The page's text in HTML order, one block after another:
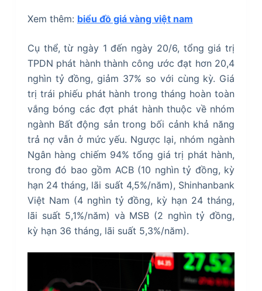
Xem thêm: biểu đồ giá vàng việt nam
Cụ thể, từ ngày 1 đến ngày 20/6, tổng giá trị
TPDN phát hành thành công ước đạt hơn 20,4
nghìn tỷ đồng, giảm 37% so với cùng kỳ. Giá
trị trái phiếu phát hành trong tháng hoàn toàn
vắng bóng các đợt phát hành thuộc về nhóm
ngành Bất động sản trong bối cảnh khả năng
trả nợ vẫn ở mức yếu. Ngược lại, nhóm ngành
Ngân hàng chiếm 94% tổng giá trị phát hành,
trong đó bao gồm ACB (10 nghìn tỷ đồng, kỳ
hạn 24 tháng, lãi suất 4,5%/năm), Shinhanbank
Việt Nam (4 nghìn tỷ đồng, kỳ hạn 24 tháng,
lãi suất 5,1%/năm) và MSB (2 nghìn tỷ đồng,
kỳ hạn 36 tháng, lãi suất 5,3%/năm).